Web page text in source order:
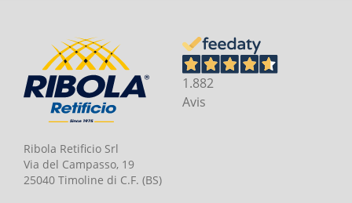
Ribola Retificio Srl
Via del Campasso, 19
25040 Timoline di C.F. (BS)
1.882
Avis